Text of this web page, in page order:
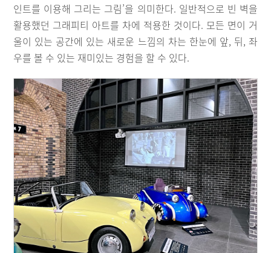
인트를 이용해 그리는 그림’을 의미한다. 일반적으로 빈 벽을
활용했던 그래피티 아트를 차에 적용한 것이다. 모든 면이 거
울이 있는 공간에 있는 새로운 느낌의 차는 한눈에 앞, 뒤, 좌
우를 볼 수 있는 재미있는 경험을 할 수 있다.